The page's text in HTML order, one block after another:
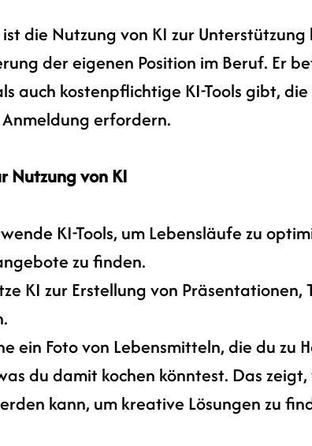
die Nutzung von KI zur
der eigenen Position im Beruf. Er
auch kostenpflichtige KI-Tools gibt,
erfordern.
Nutzung von KI
KI-Tools, um Lebensläufe zu
zu finden.
KI zur Erstellung von Präsentationen,
ein Foto von Lebensmitteln, die du zu
du damit kochen könntest. Das zeigt,
kann, um kreative Lösungen zu